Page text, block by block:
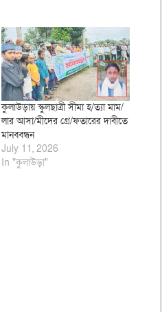
কুলাউড়ায় স্কুলছাত্রী সীমা হ/ত্যা মাম/
লার আসা/মীদের গ্রে/ফতারের দাবীতে
মানববন্ধন
July 11, 2026
In "কুলাউড়া"